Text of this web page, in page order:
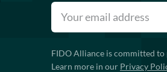
FIDO Alliance is committed
Learn more in our Privacy